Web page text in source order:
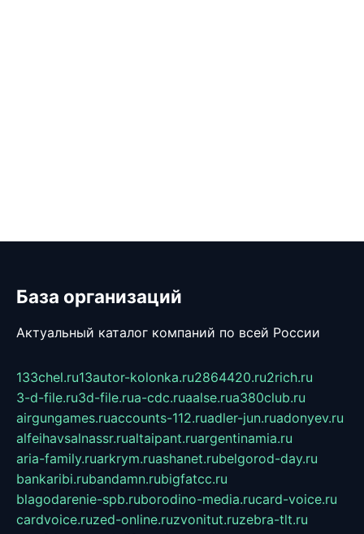
База организаций
Актуальный каталог компаний по всей России
133chel.ru13autor-kolonka.ru2864420.ru2rich.ru
3-d-file.ru3d-file.rua-cdc.ruaalse.rua380club.ru
airgungames.ruaccounts-112.ruadler-jun.ruadonyev.ru
alfeihavsalnassr.rualtaipant.ruargentinamia.ru
aria-family.ruarkrym.ruashanet.rubelgorod-day.ru
bankaribi.rubandamn.rubigfatcc.ru
blagodarenie-spb.ruborodino-media.rucard-voice.ru
cardvoice.ruzed-online.ruzvonitut.ruzebra-tlt.ru